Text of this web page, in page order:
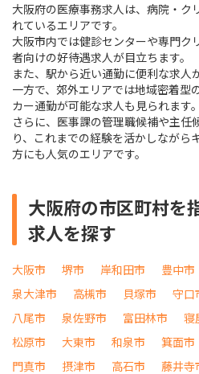
大阪府の医療事務求人は、病院・ク
れているエリアです。
大阪市内では健診センターや専門ク
者向けの好待遇求人が目立ちます。
また、駅から近い通勤に便利な求人
一方で、郊外エリアでは地域密着型
カー通勤が可能な求人も見られます。
さらに、医事課の管理職候補や主任
り、これまでの経験を活かしながら
方にも人気のエリアです。
大阪府の市区町村を
求人を探す
大阪市 堺市 岸和田市 豊中市
泉大津市
高槻市 貝塚市 守口
八尾市
泉佐野市 富田林市 寝
松原市
大東市 和泉市 箕面市
門真市
摂津市 高石市 藤井寺